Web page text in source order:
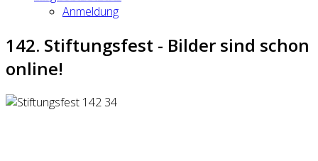
Anmeldung
142. Stiftungsfest - Bilder sind schon
online!